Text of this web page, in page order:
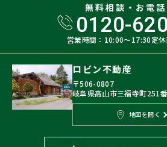
無料相談・お電話
0120-
営業時間：10:00〜17:30定
ロビン不動産
〒506-0807
岐阜県高山市三福寺町251
地図を開く